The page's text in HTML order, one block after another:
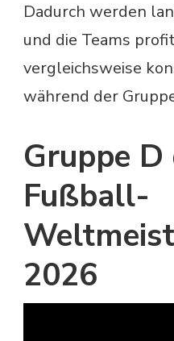
Dadurch werden
und die Teams
vergleichsweise
während der
Gruppe D
Fußball-
2026